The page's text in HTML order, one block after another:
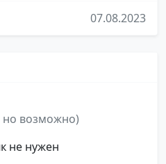
07.08.2023
но возможно)
не нужен